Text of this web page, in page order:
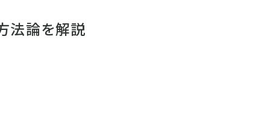
法論を解説